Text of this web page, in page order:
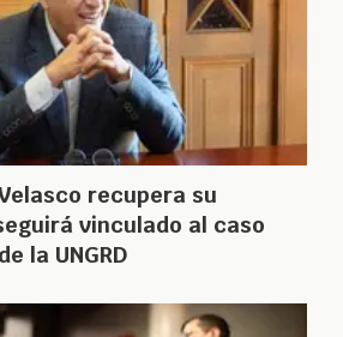
recupera su
vinculado al caso
la UNGRD